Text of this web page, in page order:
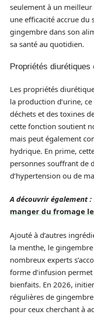
seulement à un
une efficacité accrue
gingembre dans son
sa santé au quotidien.
Propriétés diurétiques
Les propriétés
la production d’urine,
déchets et des toxines
cette fonction soutient
mais peut également
hydrique. En prime,
personnes souffrant de
d’hypertension ou de
A découvrir également :
manger du fromage
Ajouté à d’autres
la menthe, le
nombreux experts
forme d’infusion
bienfaits. En 2026,
régulières de
pour ceux cherchant à